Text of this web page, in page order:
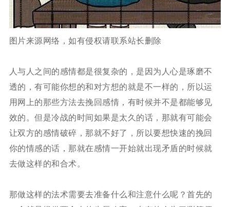
图片来源网络，如有侵权请联系站长删除
人与人之间的感情都是很复杂的，是因为人心是琢磨不
透的，有可能你想的和对方想的就是不一样的，所以运
用网上的那些方法去挽回感情，有时候并不是都能够见
效的。但是冷战的时间如果是太久的话，那就有可能会
让双方的感情破碎，那就不好了，所以要想快速的挽回
你的情感的话，那就在感情一开始就出现矛盾的时候就
去做这样的和合术。
那做这样的法术需要去准备什么和注意什么呢？首先的